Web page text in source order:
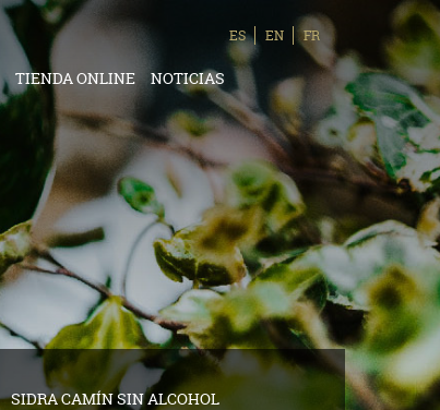
ES EN FR
TIENDA ONLINE NOTICIAS
SIDRA CAMÍN SIN ALCOHOL